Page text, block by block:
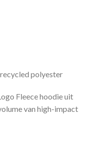
polyester
Fleece hoodie uit
van high-impact